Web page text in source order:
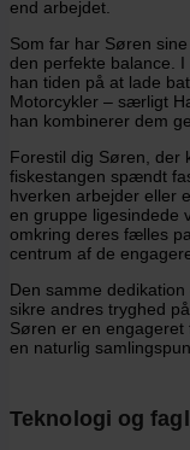
end arbejdet.
Som far har Søren
den perfekte balance.
han tiden på at lade
Motorcykler – særligt
han kombinerer dem
Forestil dig Søren, der
fiskestangen spændt
hverken arbejder eller
en gruppe ligesindede
omkring deres fælles
centrum af de
Den samme
sikre andres tryghed
Søren er en engageret
en naturlig
Teknologi og